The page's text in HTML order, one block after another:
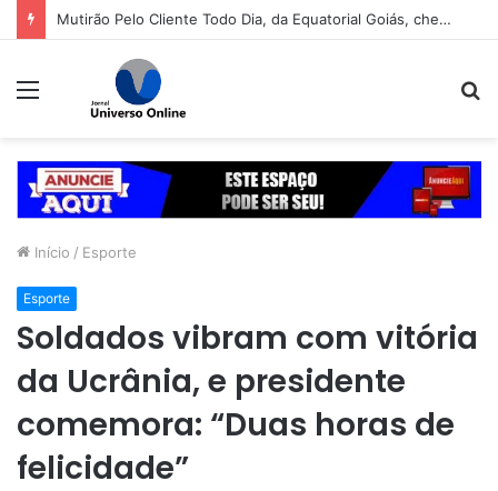
Mutirão Pelo Cliente Todo Dia, da Equatorial Goiás, chega a Goiânia na próxima segunda-feira (10)
Menu
Início / Esporte
Esporte
Soldados vibram com vitória
da Ucrânia, e presidente
comemora: “Duas horas de
felicidade”